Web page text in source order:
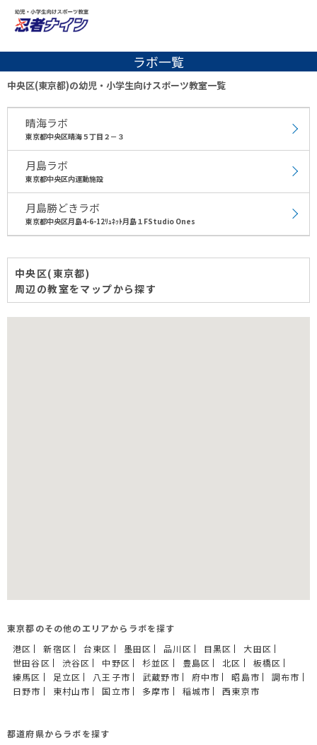
ラボ一覧
中央区(東京都)の幼児・小学生向けスポーツ教室一覧
晴海ラボ
東京都中央区晴海５丁目２－３
月島ラボ
東京都中央区内運動施設
月島勝どきラボ
東京都中央区月島4-6-12ﾘｭﾈｯﾄ月島１FStudio Ones
中央区(東京都)
周辺の教室をマップから探す
東京都のその他のエリアからラボを探す
港区
新宿区 台東区 墨田区 品川区 目黒区
大田区
世田谷区
渋谷区 中野区 杉並区 豊島区 北区
板橋区
練馬区
足立区 八王子市 武蔵野市 府中市 昭島市
調布市
日野市
東村山市 国立市 多摩市 稲城市 西東京市
都道府県からラボを探す